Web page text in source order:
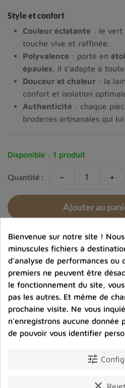
Style et confort
Couleur éclatante : le vert
touche vive et raffinée.
Polyvalence : porté en
épaules , il s’adapte à
Douceur et chaleur : la
confort et isolation
Authenticité : chaque
broderies artisanales qui
Disponible : 1 produit
Quantité : - +
Ajouter au
Ajouter à la
help_outline Posez une
voyez
Bienvenue sur notre site !
minuscules fichiers à
d'analyse de performances ou
premiers ne peuvent être
le fonctionnement du site,
pas les autres. Et même de
prochaine visite. Ne vous
n'enregistrons aucune donnée
de pouvoir vous identifier
tune